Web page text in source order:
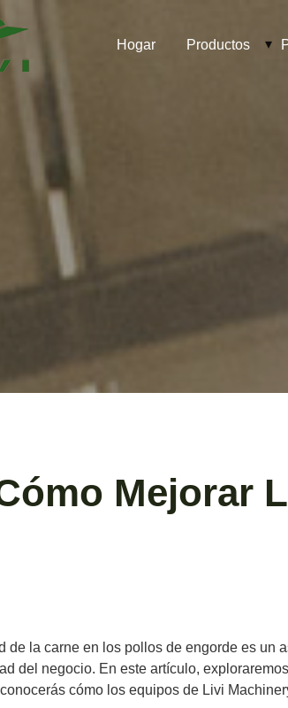
Hogar Productos
Mejorar
de la carne en los pollos de engorde es un
del negocio. En este artículo,
cómo los equipos de Livi